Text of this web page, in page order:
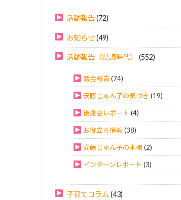
活動報告(72)
お知らせ(49)
活動報告（県議時代） (552)
議会報告(74)
安藤じゅん子の気づき (19)
後援会レポート (4)
お役立ち情報(38)
安藤じゅん子の本棚(2)
インターンレポート (3)
子育てコラム (43)